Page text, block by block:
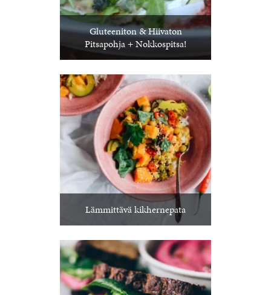
Gluteeniton & Hiivaton
Pitsapohja + Nokkospitsa!
Lämmittävä kikhernepata